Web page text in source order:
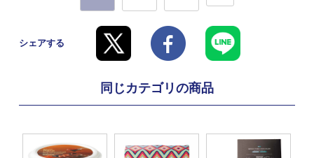
シェアする
同じカテゴリの商品